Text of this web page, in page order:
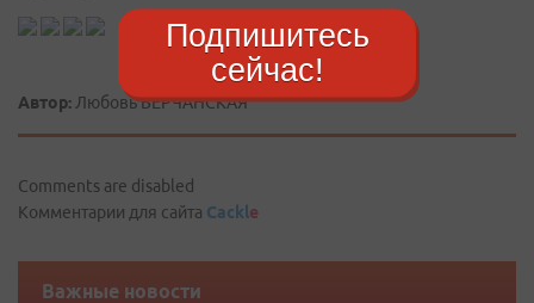
Автор: Любовь БЕРЧАНСКАЯ
Comments are disabled
Комментарии для сайта Cackle
Важные новости
Подпишитесь
сейчас!